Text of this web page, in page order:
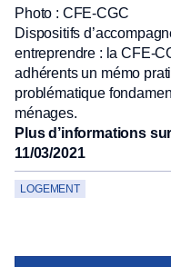
Photo : CFE-CGC
Dispositifs
entreprendre : la CFE-
adhérents un mémo
problématique
ménages.
Plus d’informations
11/03/2021
LOGEMENT